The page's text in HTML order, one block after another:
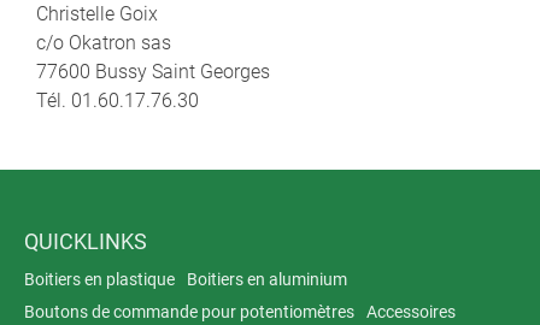
Christelle Goix
c/o Okatron sas
77600 Bussy Saint Georges
Tél. 01.60.17.76.30
QUICKLINKS
Boitiers en plastique
Boitiers en aluminium
Boutons de commande pour potentiomètres
Accessoires